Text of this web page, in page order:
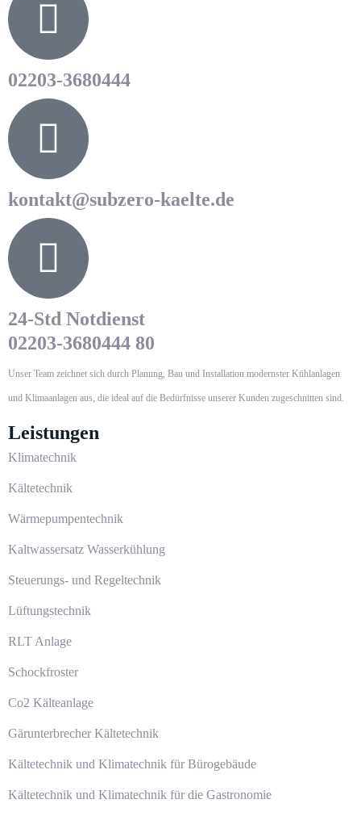
02203-3680444
kontakt@subzero-kaelte.de
24-Std Notdienst
02203-3680444 80
Unser Team zeichnet sich durch Planung, Bau und Installation modernster Kühlanlagen
und Klimaanlagen aus, die ideal auf die Bedürfnisse unserer Kunden zugeschnitten sind.
Leistungen
Klimatechnik
Kältetechnik
Wärmepumpentechnik
Kaltwassersatz Wasserkühlung
Steuerungs- und Regeltechnik
Lüftungstechnik
RLT Anlage
Schockfroster
Co2 Kälteanlage
Gärunterbrecher Kältetechnik
Kältetechnik und Klimatechnik für Bürogebäude
Kältetechnik und Klimatechnik für die Gastronomie